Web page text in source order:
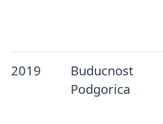
2019
Buducnost
Podgorica